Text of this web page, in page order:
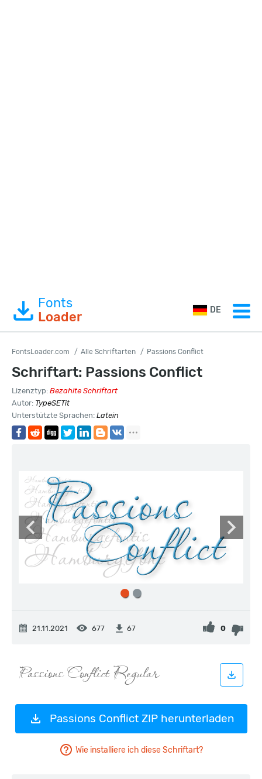
Fonts
Loader
DE
FontsLoader.com Alle Schriftarten Passions Conflict
Schriftart: Passions Conflict
Lizenztyp: Bezahlte Schriftart
Autor: TypeSETit
Unterstützte Sprachen: Latein
21.11.2021 677 67 0
Passions Conflict ZIP herunterladen
Wie installiere ich diese Schriftart?